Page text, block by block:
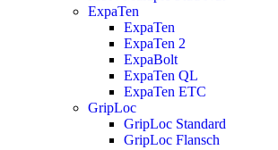
ExpaTen
ExpaTen
ExpaTen 2
ExpaBolt
ExpaTen QL
ExpaTen ETC
GripLoc
GripLoc Standard
GripLoc Flansch